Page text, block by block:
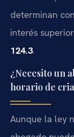
determinan
interés
124.3.
¿Necesito un
horario de
Aunque la ley